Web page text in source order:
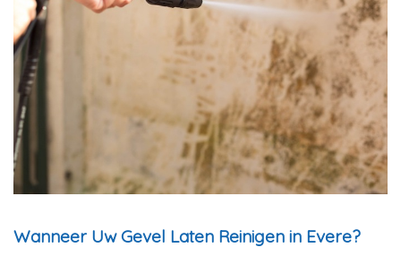
Wanneer Uw Gevel Laten Reinigen in Evere?